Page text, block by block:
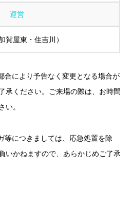
運営
賀屋東・住吉川）
により予告なく変更となる場合が
承ください。ご来場の際は、お時間
。
につきましては、応急処置を除
いかねますので、あらかじめご了承